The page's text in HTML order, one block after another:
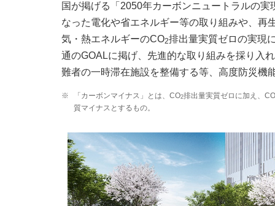
国が掲げる「2050年カーボンニュートラルの
なった電化や省エネルギー等の取り組みや、再
気・熱エネルギーのCO2排出量実質ゼロの実現
通のGOALに掲げ、先進的な取り組みを採り入
難者の一時滞在施設を整備する等、高度防災機
※ 「カーボンマイナス」とは、CO2排出量実質ゼロに加え、CO
質マイナスとするもの。